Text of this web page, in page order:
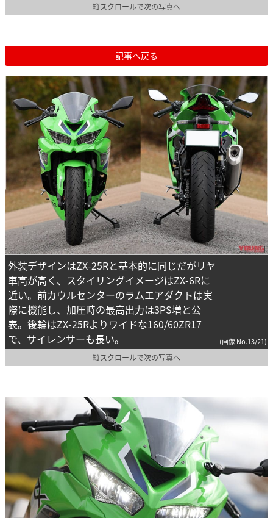
縦スクロールで次の写真へ
記事へ戻る
外装デザインはZX-25Rと基本的に同じだがリヤ
車高が高く、スタイリングイメージはZX-6Rに
近い。前カウルセンターのラムエアダクトは実
際に機能し、加圧時の最高出力は3PS増と公
表。後輪はZX-25Rよりワイドな160/60ZR17
で、サイレンサーも長い。
(画像 No.13/21)
縦スクロールで次の写真へ